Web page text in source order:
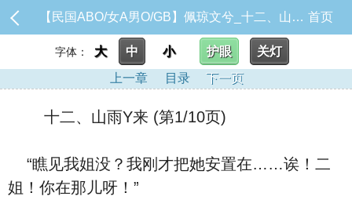
【民国ABO/女A男O/GB】佩琼文兮_十二、山雨Y来 首页
字体： 大 中 小 护眼
关灯
上一章
目录 下一页
十二、山雨Y来 (第1/10页)
“瞧见我姐没？我刚才把她安置在……诶！二
姐！你在那儿呀！”